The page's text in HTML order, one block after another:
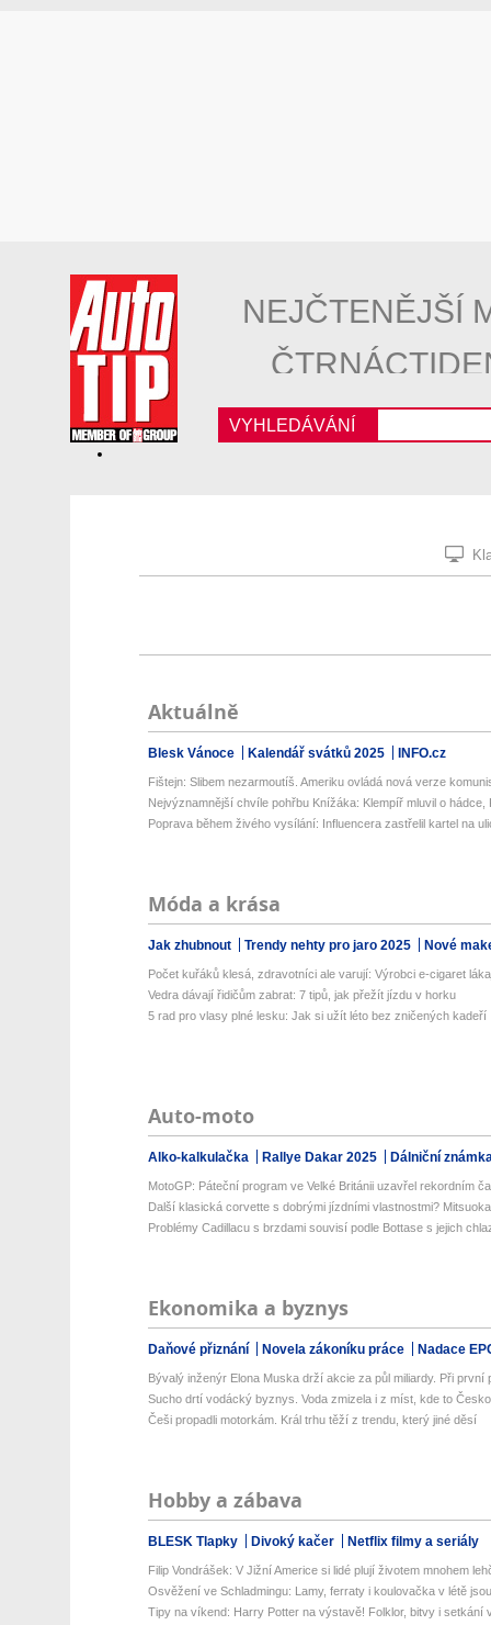
NEJČTENĚJŠÍ
VYHLEDÁVÁNÍ
Aktuálně
Blesk Vánoce Kalendář svátků 2025 INFO.cz
Fištejn: Slibem nezarmoutíš. Ameriku ovládá nová verze
Nejvýznamnější chvíle pohřbu Knížáka: Klempíř mluvil o hádce,
Poprava během živého vysílání: Influencera zastřelil kartel na
Móda a krása
Jak zhubnout Trendy nehty pro jaro 2025 Nové
Počet kuřáků klesá, zdravotníci ale varují: Výrobci e-cigaret
Vedra dávají řidičům zabrat: 7 tipů, jak přežít jízdu v horku
5 rad pro vlasy plné lesku: Jak si užít léto bez zničených kadeří
Auto-moto
Alko-kalkulačka Rallye Dakar 2025 Dálniční
MotoGP: Páteční program ve Velké Británii uzavřel rekordním
Další klasická corvette s dobrými jízdními vlastnostmi?
Problémy Cadillacu s brzdami souvisí podle Bottase s jejich
Ekonomika a byznys
Daňové přiznání Novela zákoníku práce Nadace
Bývalý inženýr Elona Muska drží akcie za půl miliardy. Při první
Sucho drtí vodácký byznys. Voda zmizela i z míst, kde to
Češi propadli motorkám. Král trhu těží z trendu, který jiné děsí
Hobby a zábava
BLESK Tlapky Divoký kačer Netflix filmy a seriály
Filip Vondrášek: V Jižní Americe si lidé plují životem mnohem
Osvěžení ve Schladmingu: Lamy, ferraty i koulovačka v létě
Tipy na víkend: Harry Potter na výstavě! Folklor, bitvy i setkání